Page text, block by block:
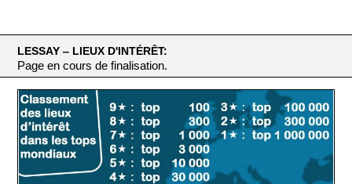
LESSAY ‒ LIEUX D'INTÉRÊT:
Page en cours de finalisation.